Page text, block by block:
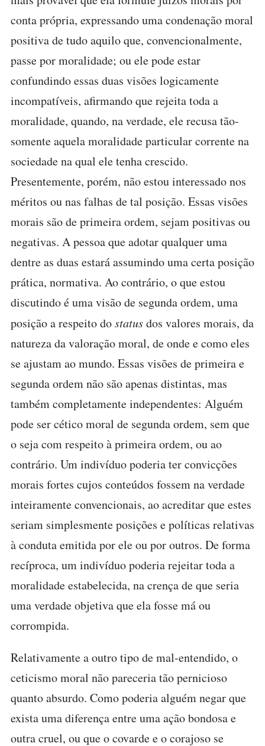
conta própria, expressando uma condenação moral
positiva de tudo aquilo que, convencionalmente,
passe por moralidade; ou ele pode estar
confundindo essas duas visões logicamente
incompatíveis, afirmando que rejeita toda a
moralidade, quando, na verdade, ele recusa tão-
somente aquela moralidade particular corrente na
sociedade na qual ele tenha crescido.
Presentemente, porém, não estou interessado nos
méritos ou nas falhas de tal posição. Essas visões
morais são de primeira ordem, sejam positivas ou
negativas. A pessoa que adotar qualquer uma
dentre as duas estará assumindo uma certa posição
prática, normativa. Ao contrário, o que estou
discutindo é uma visão de segunda ordem, uma
posição a respeito dostatusdos valores morais, da
natureza da valoração moral, de onde e como eles
se ajustam ao mundo. Essas visões de primeira e
segunda ordem não são apenas distintas, mas
também completamente independentes: Alguém
pode ser cético moral de segunda ordem, sem que
o seja com respeito à primeira ordem, ou ao
contrário. Um indivíduo poderia ter convicções
morais fortes cujos conteúdos fossem na verdade
inteiramente convencionais, ao acreditar que estes
seriam simplesmente posições e políticas relativas
à conduta emitida por ele ou por outros. De forma
recíproca, um indivíduo poderia rejeitar toda a
moralidade estabelecida, na crença de que seria
uma verdade objetiva que ela fosse má ou
corrompida.
Relativamente a outro tipo de mal-entendido, o
ceticismo moral não pareceria tão pernicioso
quanto absurdo. Como poderia alguém negar que
exista uma diferença entre uma ação bondosa e
outra cruel, ou que o covarde e o corajoso se